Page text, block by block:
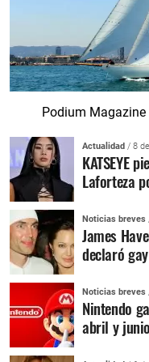
Podium Magazine
Actualidad / 8
KATSEYE
Laforteza
Noticias breves
James
declaró
Noticias breves
Nintendo
abril y junio